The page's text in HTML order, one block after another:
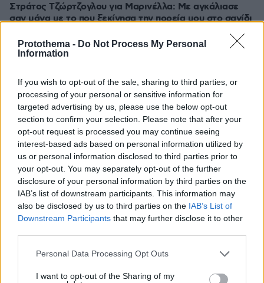
Protothema - Do Not Process My Personal
Information
If you wish to opt-out of the sale, sharing to third parties, or
processing of your personal or sensitive information for
targeted advertising by us, please use the below opt-out
section to confirm your selection. Please note that after your
opt-out request is processed you may continue seeing
interest-based ads based on personal information utilized by
us or personal information disclosed to third parties prior to
your opt-out. You may separately opt-out of the further
disclosure of your personal information by third parties on the
IAB’s list of downstream participants. This information may
also be disclosed by us to third parties on the IAB’s List of
Downstream Participants that may further disclose it to other
Please note that this website/app uses one or more Google
not limited to your visit or usage behaviour. You may click to
Personal Data Processing Opt Outs
I want to opt-out of the Sharing of my
Στράτος Τζώρτζογλου για Μαρινέλλα: Με αγκάλιασε
σαν μάνα με το που ξεκίνησα την πορεία μου στο σανίδι
Οι συμβουλές της θα ακούγονται πάντα στην καρδιά
μου, σημείωσε ο ηθοποιός για την ερμηνεύτρια